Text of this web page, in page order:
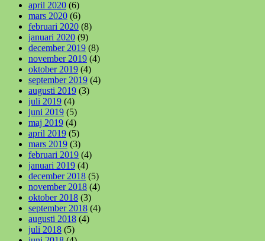
april 2020 (6)
mars 2020 (6)
februari 2020 (8)
januari 2020 (9)
december 2019 (8)
november 2019 (4)
oktober 2019 (4)
september 2019 (4)
augusti 2019 (3)
juli 2019 (4)
juni 2019 (5)
maj 2019 (4)
april 2019 (5)
mars 2019 (3)
februari 2019 (4)
januari 2019 (4)
december 2018 (5)
november 2018 (4)
oktober 2018 (3)
september 2018 (4)
augusti 2018 (4)
juli 2018 (5)